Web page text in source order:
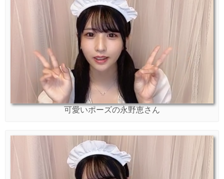
可愛いポーズの永野恵さん